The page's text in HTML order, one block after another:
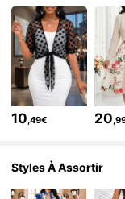
4,79
4,79
4,79
4,79
4,79
10,49€ 20
Styles À Assortir